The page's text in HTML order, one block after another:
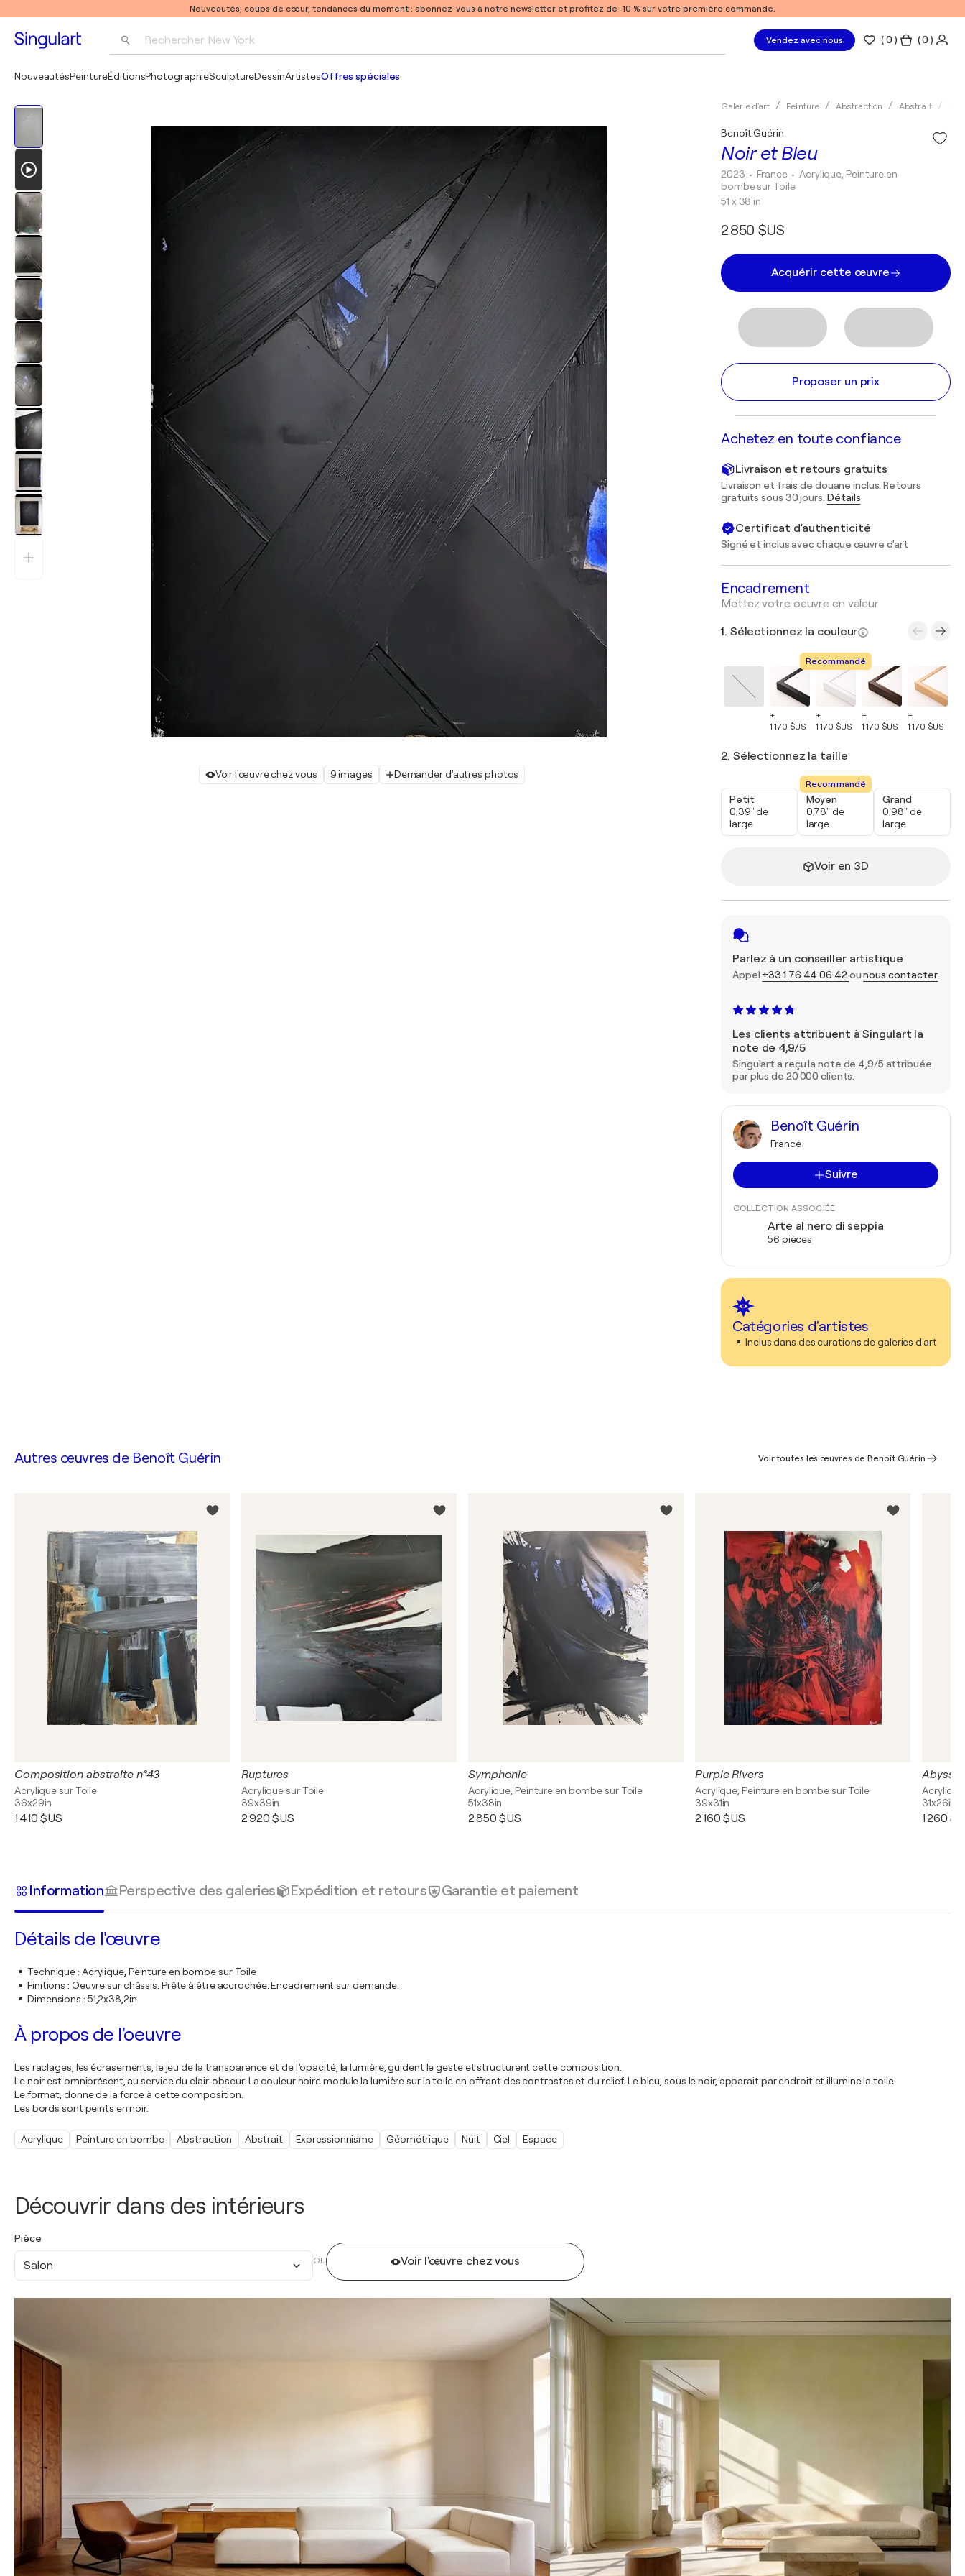
Nouveautés, coups de cœur, tendances du moment : abonnez-vous à notre newsletter et profitez de -10 % sur votre première commande.
Rechercher New York
Pablo Picasso
Vendez avec nous (0 ) ( 0 )
NouveautésPeintureÉditionsPhotographieSculptureDessinArtistesOffres spéciales
Voir l'œuvre chez vous 9 images Demander d'autres photos
Galerie d'art Peinture Abstraction Abstrait
Noir et Bleu
Benoît Guérin
2023 • France •Acrylique, Peinture en
bombe sur Toile
51 x 38 in
2 850 $US
Acquérir cette œuvre
Proposer un prix
Achetez en toute confiance
Livraison et retours gratuits
Livraison et frais de douane inclus. Retours
gratuits sous 30 jours. Détails
Certificat d'authenticité
Signé et inclus avec chaque œuvre d'art
Encadrement
Mettez votre oeuvre en valeur
1. Sélectionnez la couleur
+
1 170 $US
Recommandé
+
1 170 $US
+
1 170 $US
+
1 170 $US
2. Sélectionnez la taille
Petit
0,39" de
large
Recommandé
Moyen
0,78" de
large
Grand
0,98" de
large
Voir en 3D
Parlez à un conseiller artistique
Appel +33 1 76 44 06 42 ounous contacter
Les clients attribuent à Singulart la
note de 4,9/5
Singulart a reçu la note de 4,9/5 attribuée
par plus de 20 000 clients.
Benoît Guérin
France
Suivre
COLLECTION ASSOCIÉE
Arte al nero di seppia
56 pièces
Catégories d'artistes
Inclus dans des curations de galeries d'art
Découvrir dans des intérieurs
Pièce
Salon OU Voir l'œuvre chez vous
Autres œuvres de Benoît Guérin Voir toutes les œuvres de Benoît Guérin
Composition abstraite n°43
Acrylique sur Toile
36x29in
1 410 $US
Ruptures
Acrylique sur Toile
39x39in
2 920 $US
Symphonie
Acrylique, Peinture en bombe sur Toile
51x38in
2 850 $US
Purple Rivers
Acrylique, Peinture en bombe sur Toile
39x31in
2 160 $US
31x26in
1 260
Information Perspective des galeries Expédition et retours Garantie et paiement
Détails de l'œuvre
Technique: Acrylique, Peinture en bombe sur Toile
Finitions : Oeuvre sur châssis. Prête à être accrochée. Encadrement sur demande.
Dimensions : 51,2x38,2in
À propos de l'oeuvre
Les raclages, les écrasements, le jeu de la transparence et de l’opacité, la lumière, guident le geste et structurent cette composition.
Le noir est omniprésent, au service du clair-obscur. La couleur noire module la lumière sur la toile en offrant des contrastes et du relief. Le bleu, sous le noir, apparait par endroit et illumine la toile.
Le format, donne de la force à cette composition.
Les bords sont peints en noir.
Acrylique Peinture en bombe Abstraction Abstrait Expressionnisme Géométrique Nuit Ciel Espace